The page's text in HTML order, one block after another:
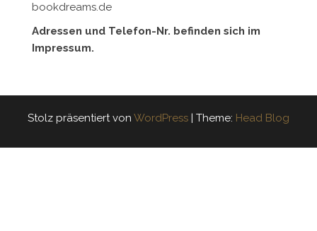
bookdreams.de
Adressen und Telefon-Nr. befinden sich im
Impressum.
Stolz präsentiert von WordPress | Theme: Head Blog